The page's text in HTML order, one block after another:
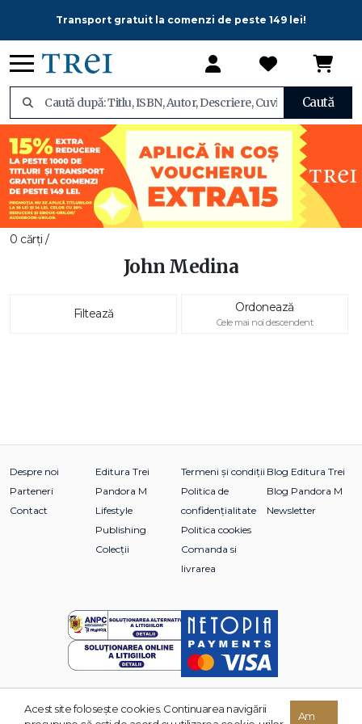
Transport gratuit la comenzi de peste 149 lei!
Caută
0 cărți /
John Medina
Filtează Ordonează
Cele mai noi descendent
Despre noi
Parteneri
Contact
Editura Trei
Pandora M
Lifestyle
Publishing
Colecții
Termeni și condiții
Politica de
confidențialitate
Politica cookies
Comanda si
livrarea
Blog Editura Trei
Blog Pandora M
Newsletter
© 2026 Grupul Editorial TREI. Toate drepturile rezervate.
Acest site foloseşte cookies. Continuarea navigării
Am